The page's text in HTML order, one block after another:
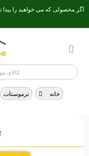
اگر محصولی که می خواهید را
خانه > ترموستات